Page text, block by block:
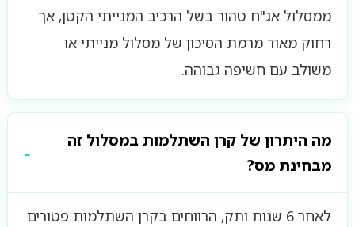
ממסלול אג"ח טהור בשל הרכיב המנייתי הקטן, אך
רחוק מאוד מרמת הסיכון של מסלול מנייתי או
משולב עם חשיפה גבוהה.
מה היתרון של קרן השתלמות במסלול זה
מבחינת מס?
לאחר 6 שנות ותק, הרווחים בקרן השתלמות פטורים